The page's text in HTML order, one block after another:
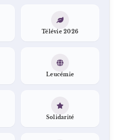
Télévie 2026
Leucémie
Solidarité